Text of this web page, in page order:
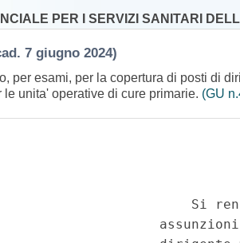
PER I SERVIZI SANITARI
7 giugno 2024)
per esami, per la copertura di posti di
le unita' operative di cure primarie. (GU